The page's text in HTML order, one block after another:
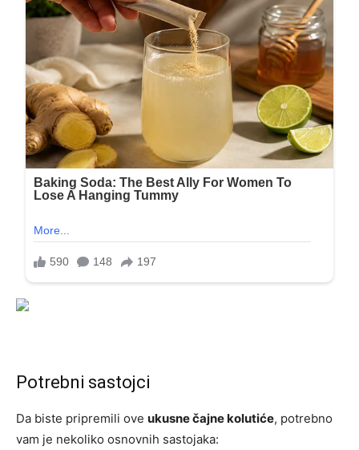
Potrebni sastojci
Da biste pripremili ove ukusne čajne kolutiće, potrebno
vam je nekoliko osnovnih sastojaka: